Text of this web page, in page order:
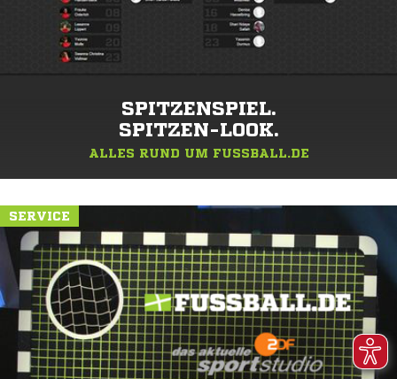
SPITZENSPIEL.
SPITZEN-LOOK.
ALLES RUND UM FUSSBALL.DE
SERVICE